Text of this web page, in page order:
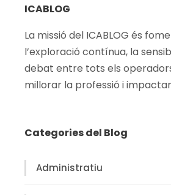
ICABLOG
La missió del ICABLOG és
l’exploració contínua, la
debat entre tots els
millorar la professió i
Categories del Blog
Administratiu